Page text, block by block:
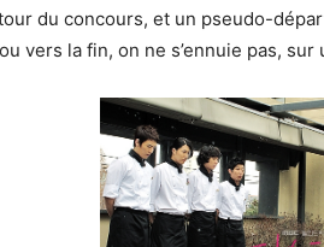
du concours, et un pseudo-
vers la fin, on ne s’ennuie pas,